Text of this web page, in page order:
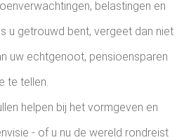
belastingen en
u getrouwd bent, vergeet dan niet
uw echtgenoot, pensioensparen
te tellen.
helpen bij het vormgeven en
- of u nu de wereld rondreist